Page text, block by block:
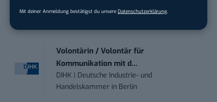
Mit deiner Anmeldung bestätigst du unsere Datenschutzerklärung
Senior ASIC Digital Lead – ATPG & M...
Volontärin / Volontär für
Kommunikation mit d...
DIHK | Deutsche Industrie- und
Handelskammer in Berlin